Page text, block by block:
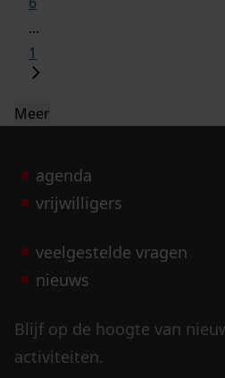
...
1
Meer
agenda
vrijwilligers
veelgestelde vragen
nieuws
Blijf op de hoogte van
activiteiten.